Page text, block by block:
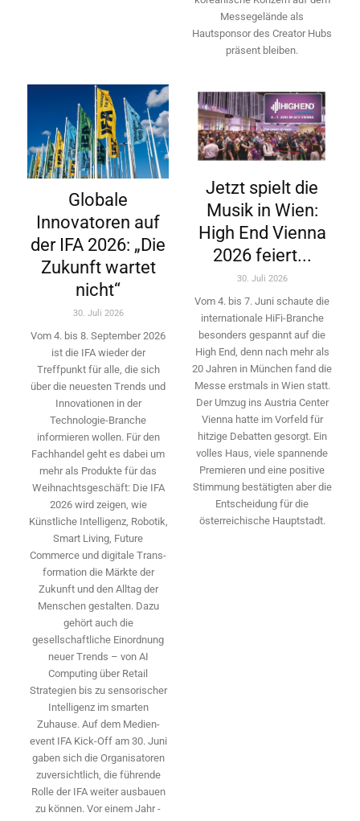
Messegelände als
Hautsponsor des Creator Hubs
präsent bleiben.
Globale
Innovatoren auf
der IFA 2026: „Die
Zukunft wartet
nicht“
30. Juli 2026
Vom 4. bis 8. September 2026
ist die IFA wieder der
Treffpunkt für alle, die sich
über die neuesten Trends und
Innovationen in der
Technologie-­Branche
informieren wollen. Für den
Fachhandel geht es dabei um
mehr als Produkte für das
Weihnachtsgeschäft: Die IFA
2026 wird ­zeigen, wie
Künstliche Intelligenz, Robotik,
Smart Living, Future
Commerce und digitale Trans­
formation die Märkte der
Zukunft und den Alltag der
Menschen gestalten. Dazu
gehört auch die
gesellschaftliche Einordnung
neuer Trends – von AI
Computing über Retail
Strategien bis zu sensorischer
Intelligenz im smarten
Zuhause. Auf dem Medien­
event IFA Kick-Off am 30. Juni
gaben sich die Organisatoren
zuversichtlich, die führende
Rolle der IFA weiter ausbauen
zu können. Vor einem Jahr ­
Jetzt spielt die
Musik in Wien:
High End Vienna
2026 feiert...
30. Juli 2026
Vom 4. bis 7. Juni schaute die
internationale HiFi-Branche
besonders gespannt auf die
High End, denn nach mehr als
20 Jahren in München fand die
Messe erstmals in Wien statt.
Der Umzug ins Austria Center
Vienna hatte im Vorfeld für
hitzige Debatten gesorgt. Ein
volles Haus, viele spannende
Premieren und eine positive
Stimmung bestätigten aber die
Entscheidung für die
österreichische Hauptstadt.